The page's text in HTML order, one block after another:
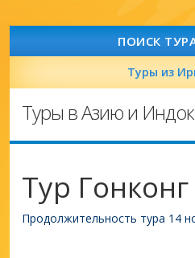
ПОИСК
Туры из
Туры в Азию и
Тур
Продолжительность тура 14